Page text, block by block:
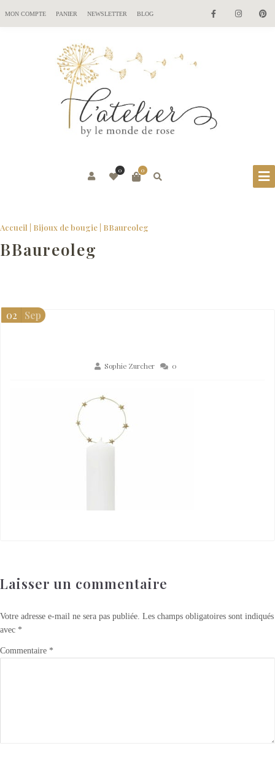
MON COMPTE PANIER NEWSLETTER BLOG
0
0
Accueil Bijoux de bougie BBaureoleg
BBaureoleg
Sophie Zurcher 0
02 Sep
Laisser un commentaire
Votre adresse e-mail ne sera pas publiée. Les champs obligatoires sont indiqués
avec *
Commentaire *